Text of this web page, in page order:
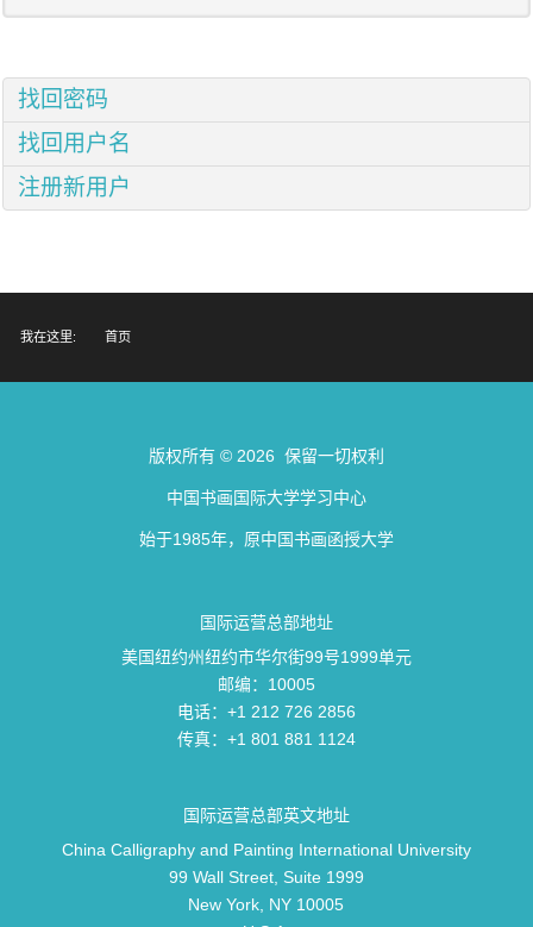
咨
账
户
校
官
找回密码
找回用户名
注册新用户
我在这里: 首页
版权所有 © 2026 保留一切权利
中国书画国际大学学习中心
始于1985年，原中国书画函授大学
国际运营总部地址
美国纽约州纽约市华尔街99号1999单元
邮编：10005
电话：+1 212 726 2856
传真：+1 801 881 1124
国际运营总部英文地址
China Calligraphy and Painting International University
99 Wall Street, Suite 1999
New York, NY 10005